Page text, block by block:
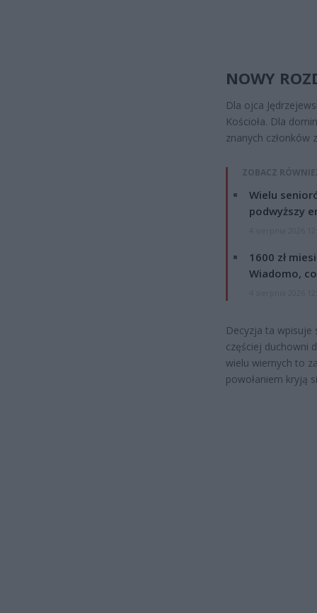
NOWY
Dla ojca
Kościoła. Dla
znanych członków
ZOBACZ
Wielu
podwyższy
1600 zł
Wiadomo,
Decyzja ta wpisuje
częściej duchowni
wielu wiernych to
powołaniem kryją